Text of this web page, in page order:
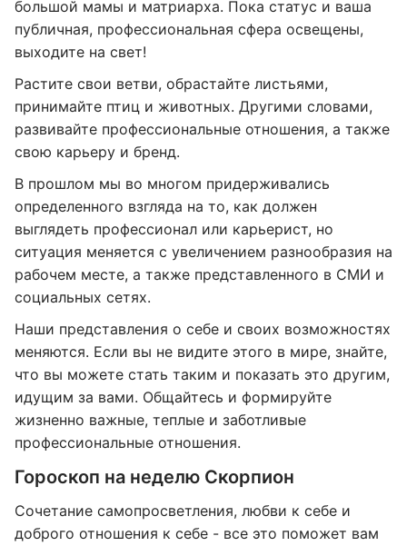
большой мамы и матриарха. Пока статус и ваша
публичная, профессиональная сфера освещены,
выходите на свет!
Растите свои ветви, обрастайте листьями,
принимайте птиц и животных. Другими словами,
развивайте профессиональные отношения, а также
свою карьеру и бренд.
В прошлом мы во многом придерживались
определенного взгляда на то, как должен
выглядеть профессионал или карьерист, но
ситуация меняется с увеличением разнообразия на
рабочем месте, а также представленного в СМИ и
социальных сетях.
Наши представления о себе и своих возможностях
меняются. Если вы не видите этого в мире, знайте,
что вы можете стать таким и показать это другим,
идущим за вами. Общайтесь и формируйте
жизненно важные, теплые и заботливые
профессиональные отношения.
Гороскоп на неделю Скорпион
Сочетание самопросветления, любви к себе и
доброго отношения к себе - все это поможет вам